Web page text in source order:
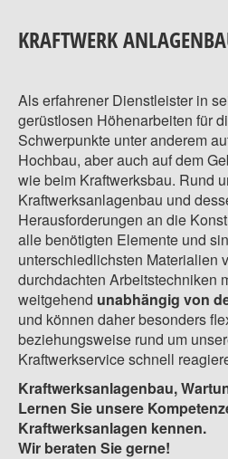
KRAFTWERK
Als erfahrener Dienstleister in
gerüstlosen Höhenarbeiten für
Schwerpunkte unter anderem
Hochbau, aber auch auf dem
wie beim Kraftwerksbau. Rund
Kraftwerksanlagenbau und
Herausforderungen an die
alle benötigten Elemente und
unterschiedlichsten Materialien
durchdachten Arbeitstechniken
weitgehend unabhängig von
und können daher besonders
beziehungsweise rund um
Kraftwerkservice schnell
Kraftwerksanlagenbau,
Lernen Sie unsere
Kraftwerksanlagen kennen.
Wir beraten Sie gerne!